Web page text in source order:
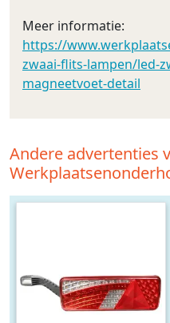
Meer informatie:
https://
zwaai-flits-lampen/led-
magneetvoet-detail
Andere advertenties